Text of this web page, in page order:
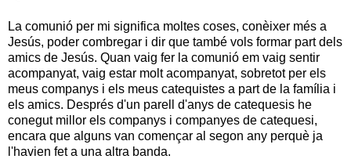
La comunió per mi significa moltes coses, conèixer més a
Jesús, poder combregar i dir que també vols formar part dels
amics de Jesús. Quan vaig fer la comunió em vaig sentir
acompanyat, vaig estar molt acompanyat, sobretot per els
meus companys i els meus catequistes a part de la família i
els amics. Després d'un parell d'anys de catequesis he
conegut millor els companys i companyes de catequesi,
encara que alguns van començar al segon any perquè ja
l'havien fet a una altra banda.